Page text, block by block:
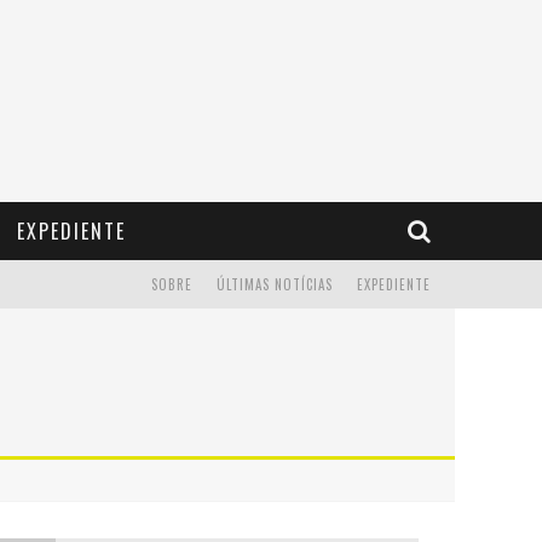
EXPEDIENTE
EXPEDIENTE
ÚLTIMAS NOTÍCIAS
SOBRE